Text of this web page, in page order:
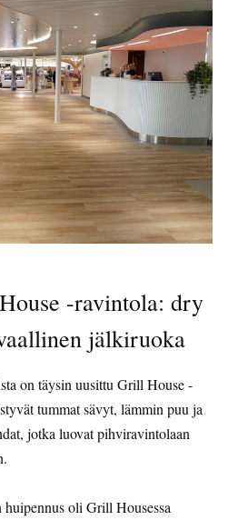
-ravintola: dry
jälkiruoka
on täysin uusittu Grill House -
tummat sävyt, lämmin puu ja
jotka luovat pihviravintolaan
oli Grill Housessa